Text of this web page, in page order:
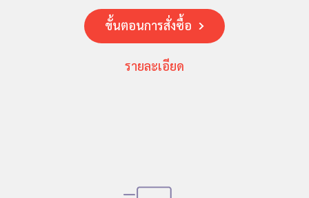
รายละเอียด
ขั้นตอนการสั่งซื้อ